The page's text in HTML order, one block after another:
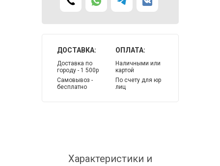
ДОСТАВКА:
Доставка по
городу - 1 500р
Самовывоз -
бесплатно
ОПЛАТА:
Наличными или
картой
По счету для юр
лиц
Характеристики и